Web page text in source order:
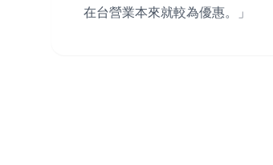
在台營業本來就較為優惠。」